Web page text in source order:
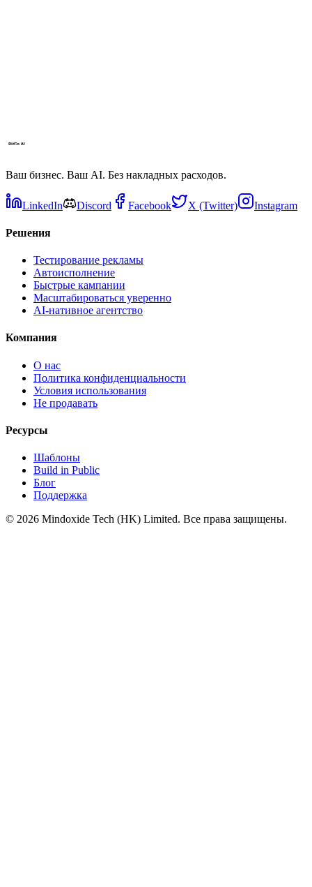
Ваш бизнес. Ваш AI. Без накладных расходов.
LinkedIn Discord Facebook X (Twitter) Instagram
Решения
Тестирование рекламы
Автоисполнение
Быстрые кампании
Масштабироваться уверенно
AI-нативное агентство
Компания
О нас
Политика конфиденциальности
Условия использования
Не продавать
Ресурсы
Шаблоны
Build in Public
Блог
Поддержка
© 2026 Mindoxide Tech (HK) Limited. Все права защищены.